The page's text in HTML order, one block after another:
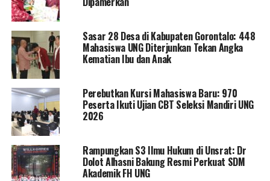
KORDINATOR STAF KHUSUS PRESIDEN
UNIVERSITAS NEGERI GORONTALO
UP NEXT
PTM Terbatas dimasa pandemi, Ryan Minta Sekolah
Lebih Protektif
DON'T MISS
Pelabuhan Anggrek Dinilai Jadi Lokomotif Ekomomi di
Gorontalo Utara
Sasar 28 Desa di Kabupaten Gorontalo: 448
Mahasiswa UNG Diterjunkan Tekan Angka
Kematian Ibu dan Anak
Perebutkan Kursi Mahasiswa Baru: 970
Peserta Ikuti Ujian CBT Seleksi Mandiri UNG
2026
Rampungkan S3 Ilmu Hukum di Unsrat: Dr
Dolot Alhasni Bakung Resmi Perkuat SDM
Akademik FH UNG